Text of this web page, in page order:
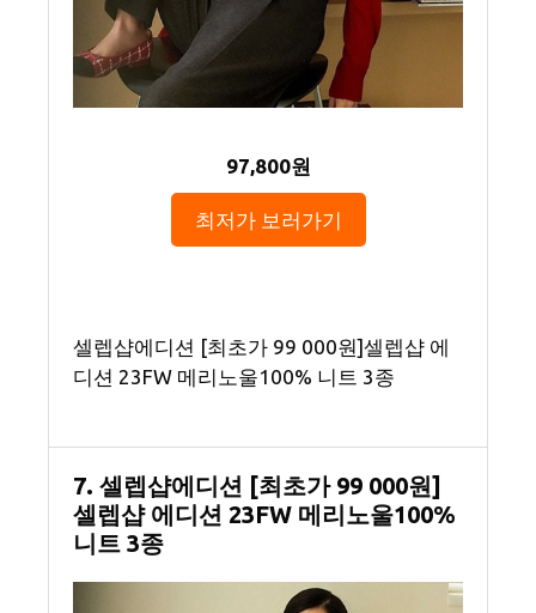
97,800원
최저가 보러가기
셀렙샵에디션 [최초가 99 000원]셀렙샵 에
디션 23FW 메리노울100% 니트 3종
7. 셀렙샵에디션 [최초가 99 000원]
셀렙샵 에디션 23FW 메리노울100%
니트 3종